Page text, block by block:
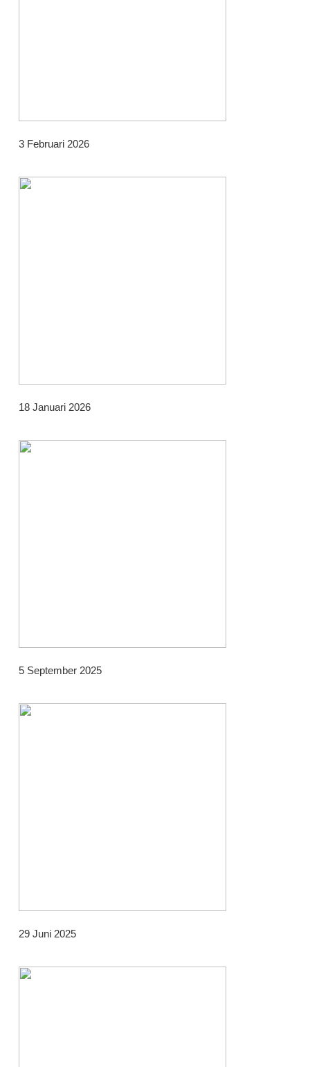
3 Februari 2026
18 Januari 2026
5 September 2025
29 Juni 2025